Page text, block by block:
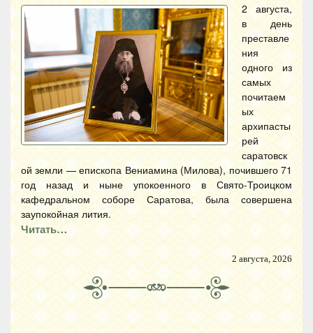
2 августа,
в день
преставле
ния
одного из
самых
почитаем
ых
архипасты
рей
саратовск
ой земли — епископа Вениамина (Милова), почившего 71
год назад и ныне упокоенного в Свято-Троицком
кафедральном соборе Саратова, была совершена
заупокойная лития.
Читать…
2 августа, 2026